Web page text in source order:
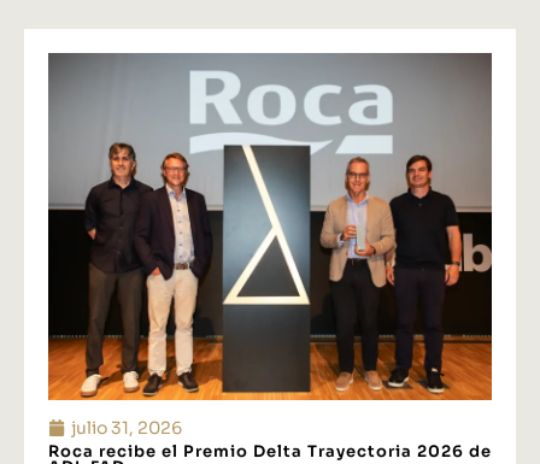
julio 31, 2026
Roca recibe el Premio Delta Trayectoria 2026 de